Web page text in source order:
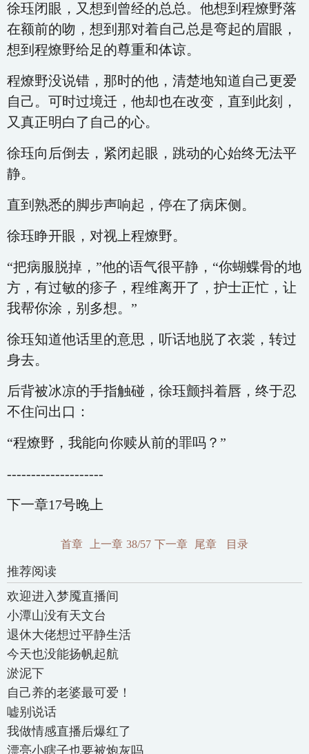
徐珏闭眼，又想到曾经的总总。他想到程燎野落
在额前的吻，想到那对着自己总是弯起的眉眼，
想到程燎野给足的尊重和体谅。
程燎野没说错，那时的他，清楚地知道自己更爱
自己。可时过境迁，他却也在改变，直到此刻，
又真正明白了自己的心。
徐珏向后倒去，紧闭起眼，跳动的心始终无法平
静。
直到熟悉的脚步声响起，停在了病床侧。
徐珏睁开眼，对视上程燎野。
“把病服脱掉，”他的语气很平静，“你蝴蝶骨的地
方，有过敏的疹子，程维离开了，护士正忙，让
我帮你涂，别多想。”
徐珏知道他话里的意思，听话地脱了衣裳，转过
身去。
后背被冰凉的手指触碰，徐珏颤抖着唇，终于忍
不住问出口：
“程燎野，我能向你赎从前的罪吗？”
--------------------
下一章17号晚上
首章 上一章 38/57 下一章 尾章 目录
推荐阅读
欢迎进入梦魇直播间
小潭山没有天文台
退休大佬想过平静生活
今天也没能扬帆起航
淤泥下
自己养的老婆最可爱！
嘘别说话
我做情感直播后爆红了
漂亮小瞎子也要被炮灰吗